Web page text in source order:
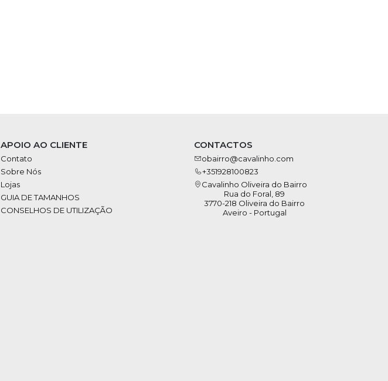
APOIO AO CLIENTE
Contato
Sobre Nós
Lojas
GUIA DE TAMANHOS
CONSELHOS DE UTILIZAÇÃO
CONTACTOS
obairro@cavalinho.com
+351928100823
Cavalinho Oliveira do Bairro
Rua do Foral, 89
3770-218 Oliveira do Bairro
Aveiro - Portugal